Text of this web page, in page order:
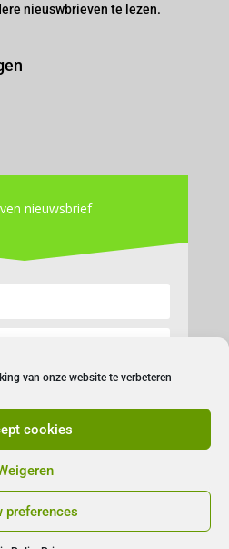
van onze website te verbeteren
cookies
preferences
nieuswbrieven te lezen.
nieuwsbrief